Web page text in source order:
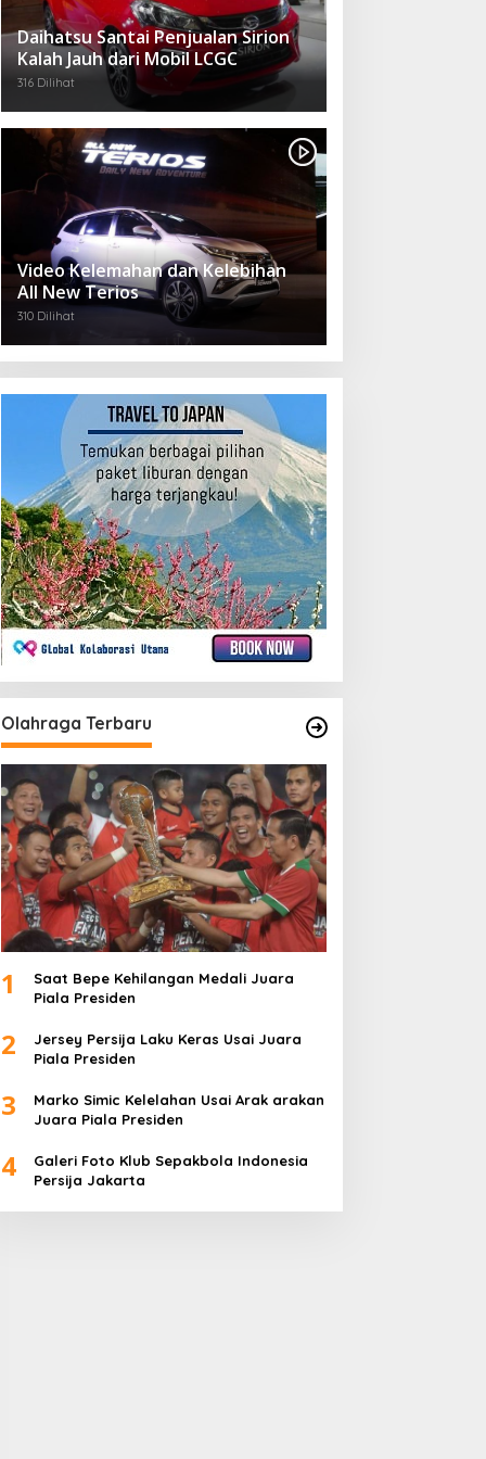
Daihatsu Santai Penjualan Sirion
Kalah Jauh dari Mobil LCGC
316 Dilihat
Video Kelemahan dan Kelebihan
All New Terios
310 Dilihat
Olahraga Terbaru
1
Saat Bepe Kehilangan Medali Juara
Piala Presiden
2
Jersey Persija Laku Keras Usai Juara
Piala Presiden
3
Marko Simic Kelelahan Usai Arak arakan
Juara Piala Presiden
4
Galeri Foto Klub Sepakbola Indonesia
Persija Jakarta